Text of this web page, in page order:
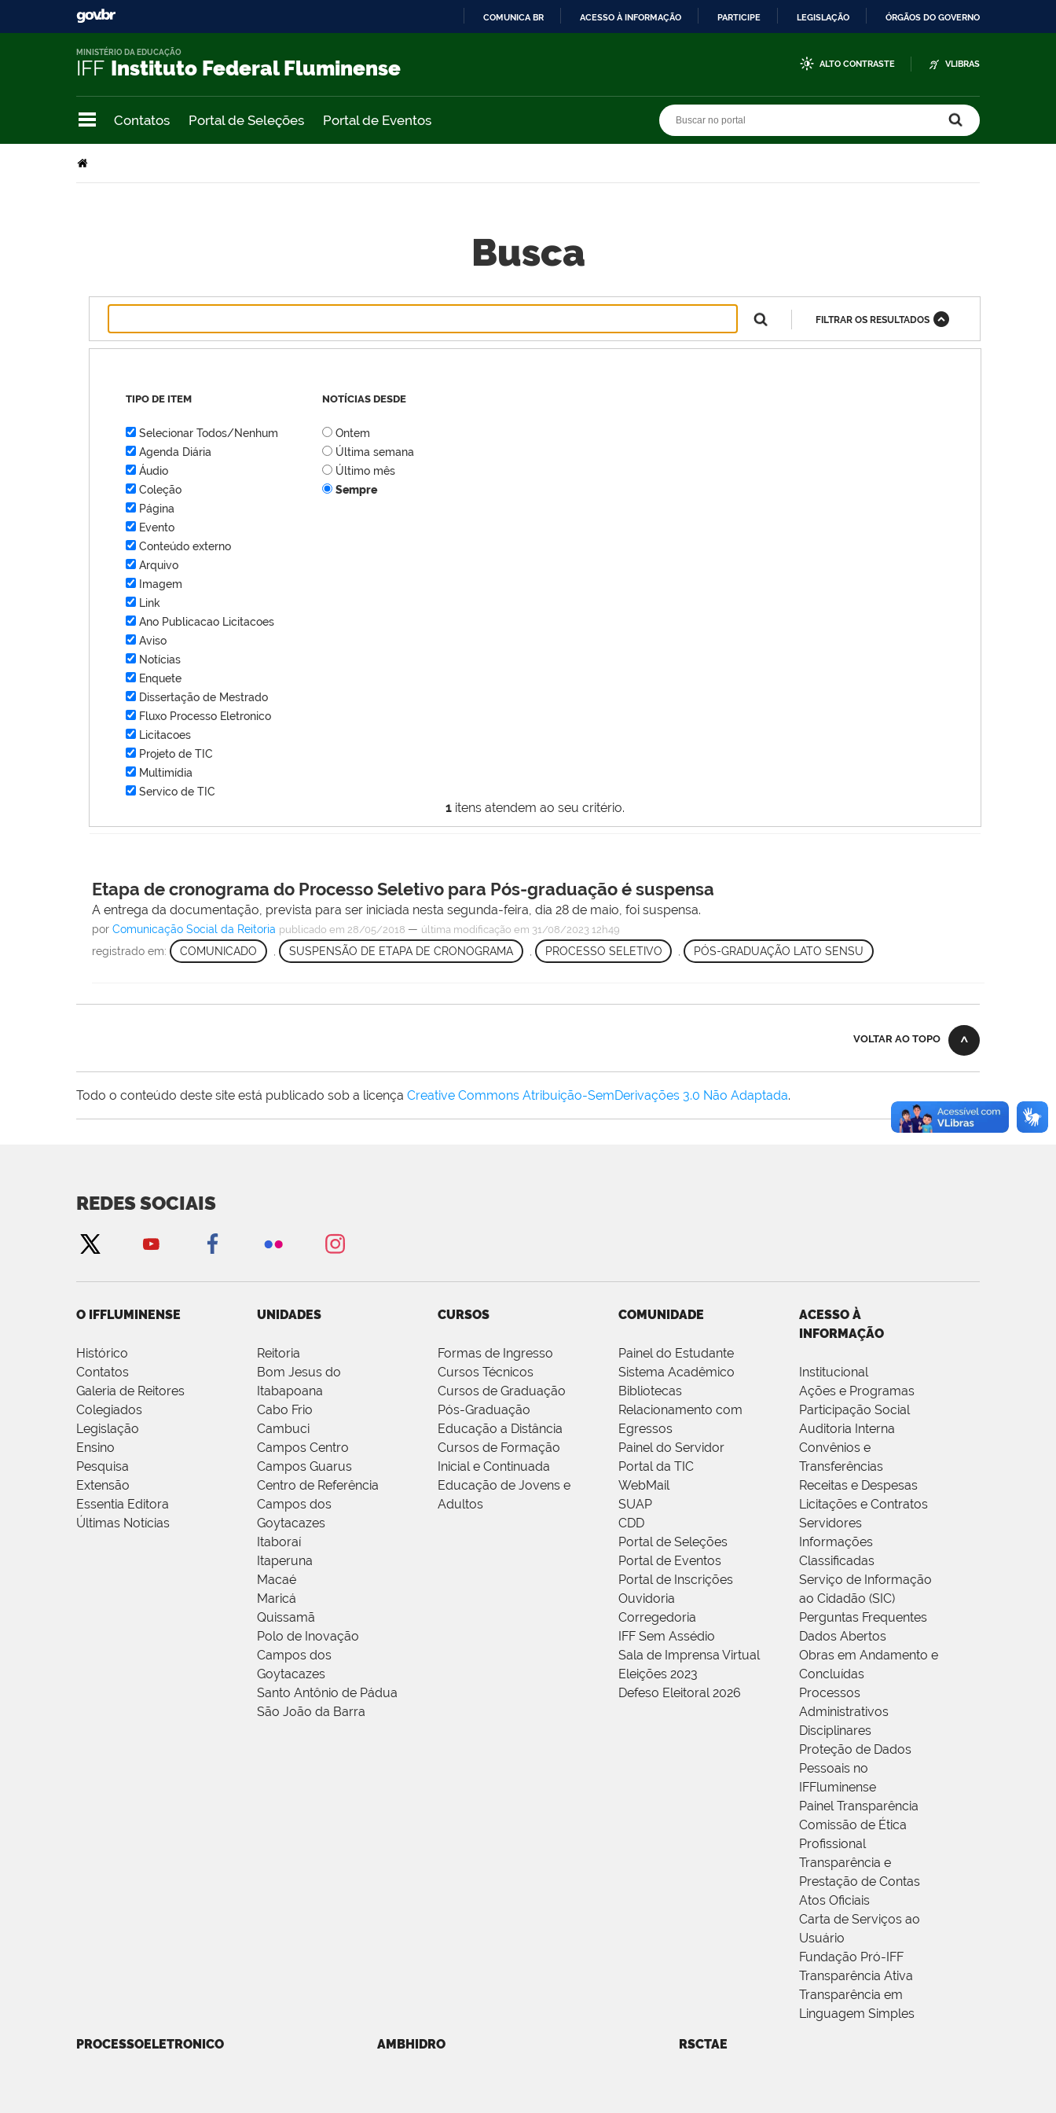
COMUNICA BR ACESSO À INFORMAÇÃO PARTICIPE LEGISLAÇÃO ÓRGÃOS DO GOVERNO
IFF Instituto Federal Fluminense
MINISTÉRIO DA EDUCAÇÃO
ALTO CONTRASTE VLIBRAS
Contatos Portal de Seleções Portal de Eventos
Busca
1 itens atendem ao seu critério.
FILTRAR OS RESULTADOS
TIPO DE ITEM
Selecionar Todos/Nenhum
Agenda Diária
Áudio
Coleção
Página
Evento
Conteúdo externo
Arquivo
Imagem
Link
Ano Publicacao Licitacoes
Aviso
Notícias
Enquete
Dissertação de Mestrado
Fluxo Processo Eletronico
Licitacoes
Projeto de TIC
Multimídia
Servico de TIC
NOTÍCIAS DESDE
Ontem
Última semana
Último mês
Sempre
Etapa de cronograma do Processo Seletivo para Pós-graduação é suspensa
A entrega da documentação, prevista para ser iniciada nesta segunda-feira, dia 28 de maio, foi suspensa.
porComunicação Social da Reitoria publicado em 28/05/2018 — última modificação em 31/08/2023 12h49
registrado em: COMUNICADO SUSPENSÃO DE ETAPA DE CRONOGRAMA PROCESSO SELETIVO , PÓS-GRADUAÇÃO LATO SENSU
VOLTAR AO TOPO
Todo o conteúdo deste site está publicado sob a licença Creative Commons Atribuição-SemDerivações 3.0 Não Adaptada.
REDES SOCIAIS
O IFFLUMINENSE
Histórico
Contatos
Galeria de Reitores
Colegiados
Legislação
Ensino
Pesquisa
Extensão
Essentia Editora
Últimas Notícias
UNIDADES
Reitoria
Bom Jesus do
Itabapoana
Cabo Frio
Cambuci
Campos Centro
Campos Guarus
Centro de Referência
Campos dos
Goytacazes
Itaboraí
Itaperuna
Macaé
Maricá
Quissamã
Polo de Inovação
Campos dos
Goytacazes
Santo Antônio de Pádua
São João da Barra
CURSOS
Formas de Ingresso
Cursos Técnicos
Cursos de Graduação
Pós-Graduação
Educação a Distância
Cursos de Formação
Inicial e Continuada
Educação de Jovens e
Adultos
COMUNIDADE
Painel do Estudante
Sistema Acadêmico
Bibliotecas
Relacionamento com
Egressos
Painel do Servidor
Portal da TIC
WebMail
SUAP
CDD
Portal de Seleções
Portal de Eventos
Portal de Inscrições
Ouvidoria
Corregedoria
IFF Sem Assédio
Sala de Imprensa Virtual
Eleições 2023
Defeso Eleitoral 2026
ACESSO À
INFORMAÇÃO
Institucional
Ações e Programas
Participação Social
Auditoria Interna
Convênios e
Transferências
Receitas e Despesas
Licitações e Contratos
Servidores
Informações
Classificadas
Serviço de Informação
ao Cidadão (SIC)
Perguntas Frequentes
Dados Abertos
Obras em Andamento e
Concluídas
Processos
Administrativos
Disciplinares
Proteção de Dados
Pessoais no
IFFluminense
Painel Transparência
Comissão de Ética
Profissional
Transparência e
Prestação de Contas
Atos Oficiais
Carta de Serviços ao
Usuário
Fundação Pró-IFF
Transparência Ativa
Transparência em
Linguagem Simples
PROCESSOELETRONICO AMBHIDRO RSCTAE